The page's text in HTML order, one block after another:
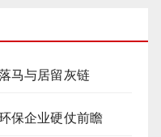
马与居留灰链
保企业硬仗前瞻